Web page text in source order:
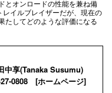
とオンロードの性能を兼ね備
イルブレイザーだが、現在の
たしてどのような評価になる
享(Tanaka Susumu)
0808 [ホームページ]